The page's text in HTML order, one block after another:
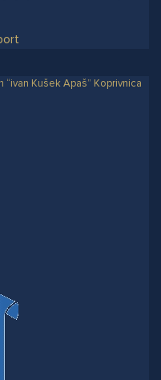
Kušek Apaš” Koprivnica